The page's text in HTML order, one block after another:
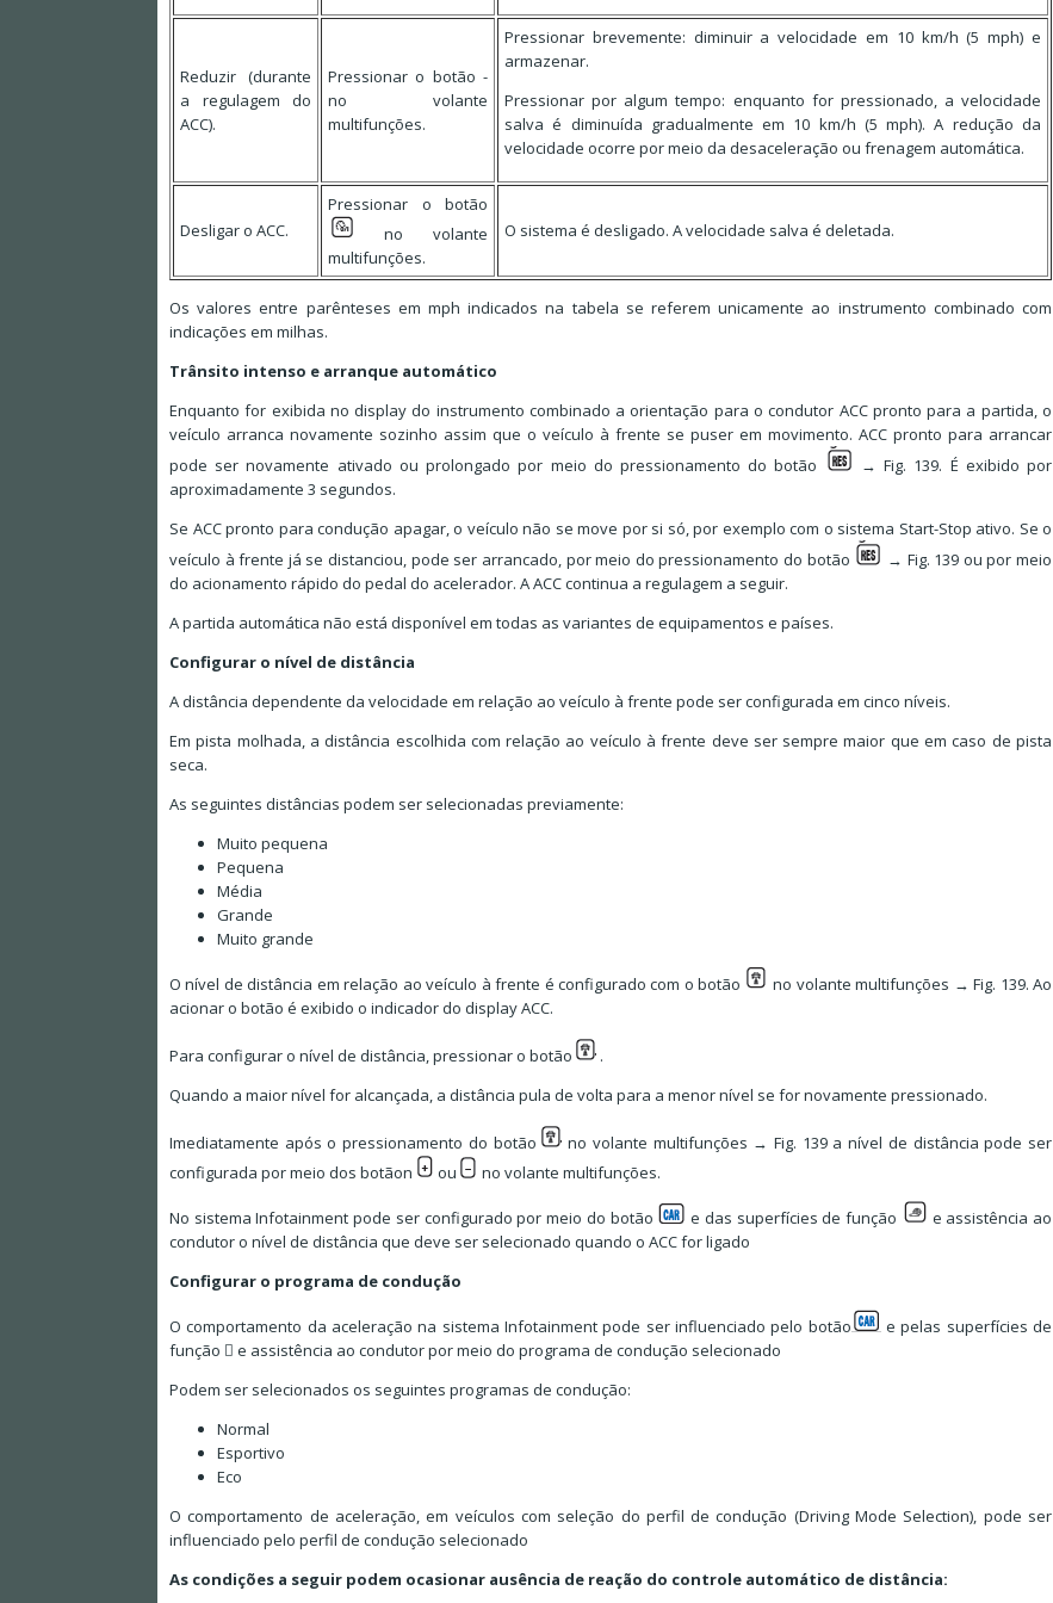
Reduzir (durante
a regulagem do
ACC).
Pressionar o botão -
no volante
multifunções.
Pressionar brevemente: diminuir a velocidade em 10 km/h (5 mph) e
armazenar.
Pressionar por algum tempo: enquanto for pressionado, a velocidade
salva é diminuída gradualmente em 10 km/h (5 mph). A redução da
velocidade ocorre por meio da desaceleração ou frenagem automática.
Desligar o ACC.
Pressionar o botão
no volante
multifunções.
O sistema é desligado. A velocidade salva é deletada.
Os valores entre parênteses em mph indicados na tabela se referem unicamente ao instrumento combinado com
indicações em milhas.
Trânsito intenso e arranque automático
Enquanto for exibida no display do instrumento combinado a orientação para o condutor ACC pronto para a partida, o
veículo arranca novamente sozinho assim que o veículo à frente se puser em movimento. ACC pronto para arrancar
pode ser novamente ativado ou prolongado por meio do pressionamento do botão
→ Fig. 139. É exibido por
aproximadamente 3 segundos.
Se ACC pronto para condução apagar, o veículo não se move por si só, por exemplo com o sistema Start-Stop ativo. Se o
veículo à frente já se distanciou, pode ser arrancado, por meio do pressionamento do botão
→ Fig. 139 ou por meio
do acionamento rápido do pedal do acelerador. A ACC continua a regulagem a seguir.
A partida automática não está disponível em todas as variantes de equipamentos e países.
Configurar o nível de distância
A distância dependente da velocidade em relação ao veículo à frente pode ser configurada em cinco níveis.
Em pista molhada, a distância escolhida com relação ao veículo à frente deve ser sempre maior que em caso de pista
seca.
As seguintes distâncias podem ser selecionadas previamente:
Muito pequena
Pequena
Média
Grande
Muito grande
O nível de distância em relação ao veículo à frente é configurado com o botão
no volante multifunções → Fig. 139. Ao
acionar o botão é exibido o indicador do display ACC.
Para configurar o nível de distância, pressionar o botão
.
Quando a maior nível for alcançada, a distância pula de volta para a menor nível se for novamente pressionado.
Imediatamente após o pressionamento do botão
no volante multifunções → Fig. 139 a nível de distância pode ser
configurada por meio dos botãon
ou no volante multifunções.
No sistema Infotainment pode ser configurado por meio do botão e das superfícies de função
e assistência ao
condutor o nível de distância que deve ser selecionado quando o ACC for ligado
Configurar o programa de condução
O comportamento da aceleração na sistema Infotainment pode ser influenciado pelo botão
e pelas superfícies de
função  e assistência ao condutor por meio do programa de condução selecionado
Podem ser selecionados os seguintes programas de condução:
Normal
Esportivo
Eco
O comportamento de aceleração, em veículos com seleção do perfil de condução (Driving Mode Selection), pode ser
influenciado pelo perfil de condução selecionado
As condições a seguir podem ocasionar ausência de reação do controle automático de distância: